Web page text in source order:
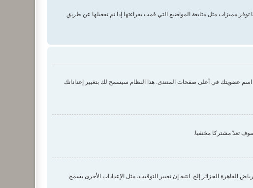
مميزات مثل متابعة المواضيع التي قمت بقراءتها إذا تم تفعيلها عن طريق
اسم عضويتك في أعلى صفحات المنتدى. هذا النظام سيسمح لك بتغيير إعداداتك
تعدّ مشتركا مختفيا.
الجزائر إلخ. انتبه إن تغيير التوقيت، مثل الإعدادات الأخرى يسمح